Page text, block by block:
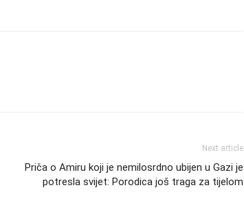
Next article
Priča o Amiru koji je nemilosrdno ubijen u Gazi je
potresla svijet: Porodica još traga za tijelom